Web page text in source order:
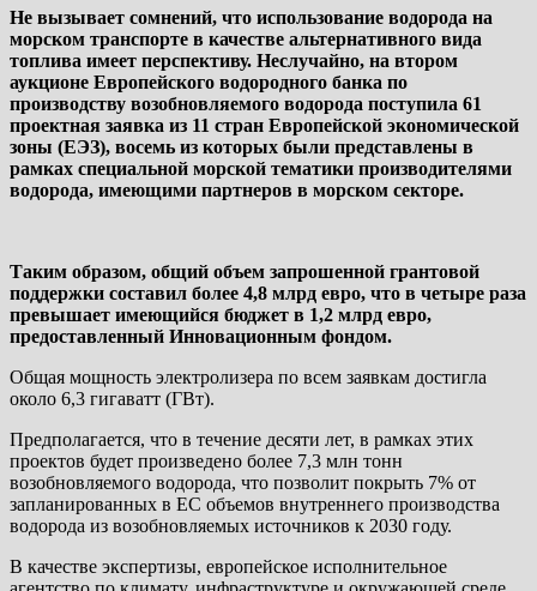
Не вызывает сомнений, что использование водорода на
морском транспорте в качестве альтернативного вида
топлива имеет перспективу. Неслучайно, на втором
аукционе Европейского водородного банка по
производству возобновляемого водорода поступила 61
проектная заявка из 11 стран Европейской экономической
зоны (ЕЭЗ), восемь из которых были представлены в
рамках специальной морской тематики производителями
водорода, имеющими партнеров в морском секторе.
Таким образом, общий объем запрошенной грантовой
поддержки составил более 4,8 млрд евро, что в четыре раза
превышает имеющийся бюджет в 1,2 млрд евро,
предоставленный Инновационным фондом.
Общая мощность электролизера по всем заявкам достигла
около 6,3 гигаватт (ГВт).
Предполагается, что в течение десяти лет, в рамках этих
проектов будет произведено более 7,3 млн тонн
возобновляемого водорода, что позволит покрыть 7% от
запланированных в ЕС объемов внутреннего производства
водорода из возобновляемых источников к 2030 году.
В качестве экспертизы, европейское исполнительное